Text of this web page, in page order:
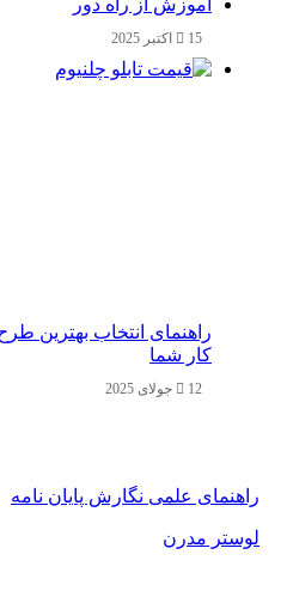
آموزش از راه دور
15 اکتبر 2025
راهنمای انتخاب بهترین
کار شما
12 جولای 2025
راهنمای علمی نگارش پایان نامه
لوستر مدرن